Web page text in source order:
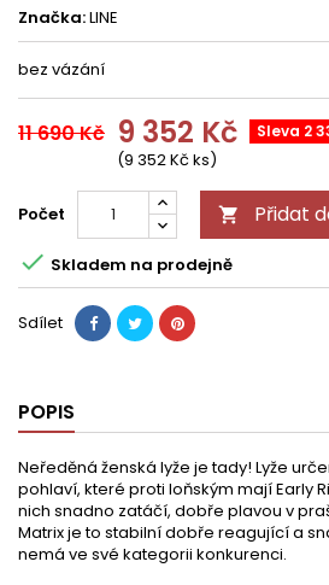
Značka:LINE
bez vázání
11 690 Kč 9 352 Kč Sleva 2
(9 352 Kč ks)
Počet  Přidat
 Skladem na prodejně
Sdílet
POPIS
Neředěná ženská lyže je tady! Lyže
pohlaví, které proti loňským mají Early
nich snadno zatáčí, dobře plavou v
Matrix je to stabilní dobře reagující a
nemá ve své kategorii konkurenci.